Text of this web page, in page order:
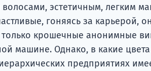
эстетичным, легким
гоняясь за карьерой,
крошечные анонимные
машине. Однако, в какие
предприятиях